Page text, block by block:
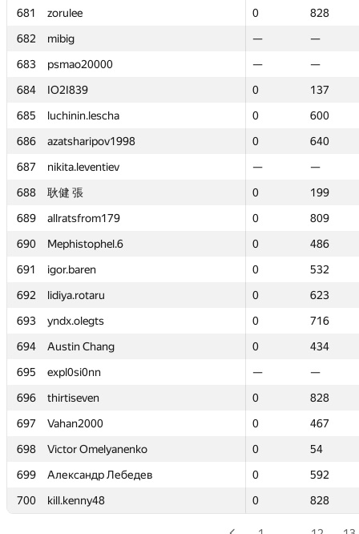
681
zorulee 0
828
682
mibig —
—
683
psmao20000 —
—
684
IO2I839 0
137
685
luchinin.lescha 0
600
686
azatsharipov1998 0
640
687
nikita.leventiev —
—
688
耿健 張 0
199
689
allratsfrom179 0
809
690
Mephistophel.6 0
486
691
igor.baren 0
532
692
lidiya.rotaru 0
623
693
yndx.olegts 0
716
694
Austin Chang 0
434
695
expl0si0nn —
—
696
thirtiseven 0
828
697
Vahan2000 0
467
698
Victor Omelyanenko 0
54
699
Александр Лебедев 0
592
700
kill.kenny48 0 828
681
zorulee 0
828
682
mibig —
—
683
psmao20000 —
—
684
IO2I839 0
137
685
luchinin.lescha 0
600
686
azatsharipov1998 0
640
687
nikita.leventiev —
—
688
耿健 張 0
199
689
allratsfrom179 0
809
690
Mephistophel.6 0
486
691
igor.baren 0
532
692
lidiya.rotaru 0
623
693
yndx.olegts 0
716
694
Austin Chang 0
434
695
expl0si0nn —
—
696
thirtiseven 0
828
697
Vahan2000 0
467
698
Victor Omelyanenko 0
54
699
Александр Лебедев 0
592
700
kill.kenny48 0 828